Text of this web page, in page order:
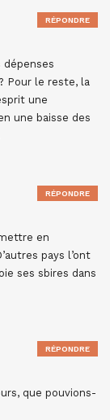
dépenses
Pour le reste, la
une
une baisse des
RÉPONDRE
en
pays l’ont
ses sbires dans
RÉPONDRE
que pouvions-
RÉPONDRE